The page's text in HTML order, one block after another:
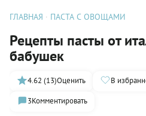
ГЛАВНАЯ ПАСТА С ОВОЩАМИ
Рецепты пасты от
бабушек
4.62 (13)Оценить В
3Комментировать